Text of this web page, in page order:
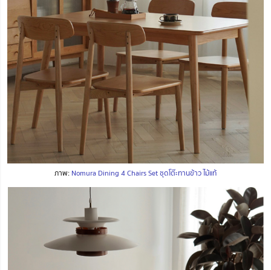
ภาพ: Nomura Dining 4 Chairs Set ชุดโต๊ะทานข้าว ไม้แท้